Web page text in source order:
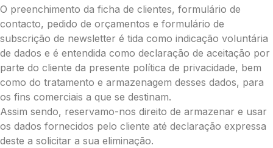
O preenchimento da ficha de clientes, formulário de
contacto, pedido de orçamentos e formulário de
subscrição de newsletter é tida como indicação voluntária
de dados e é entendida como declaração de aceitação por
parte do cliente da presente política de privacidade, bem
como do tratamento e armazenagem desses dados, para
os fins comerciais a que se destinam.
Assim sendo, reservamo-nos direito de armazenar e usar
os dados fornecidos pelo cliente até declaração expressa
deste a solicitar a sua eliminação.